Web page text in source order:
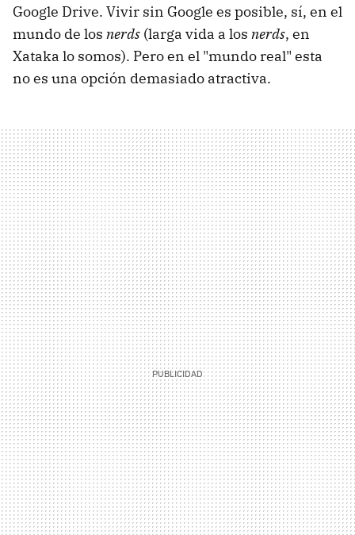
Google Drive. Vivir sin Google es posible, sí, en el
mundo de los nerds (larga vida a los nerds, en
Xataka lo somos). Pero en el "mundo real" esta
no es una opción demasiado atractiva.